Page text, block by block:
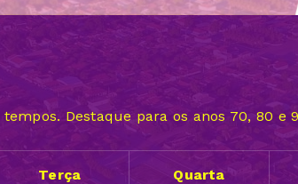
Destaque para os anos 70, 80 e
Terça Quarta